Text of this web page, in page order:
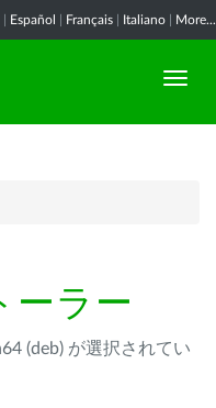
Español Français Italiano More...
ーラー
(deb) が選択されてい